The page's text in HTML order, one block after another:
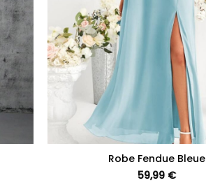
Robe Fendue Bleue
59,99 €